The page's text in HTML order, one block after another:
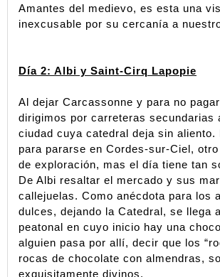
Amantes del medievo, es esta una
inexcusable por su cercanía a
Día 2: Albi y Saint-Cirq Lapopie
Al dejar Carcassonne y para no
dirigimos por carreteras secundarias
ciudad cuya catedral deja sin aliento.
para pararse en Cordes-sur-Ciel,
de exploración, mas el día tiene tan
De Albi resaltar el mercado y sus
callejuelas. Como anécdota para los
dulces, dejando la Catedral, se llega
peatonal en cuyo inicio hay una
alguien pasa por allí, decir que los
rocas de chocolate con almendras,
exquisitamente divinos.